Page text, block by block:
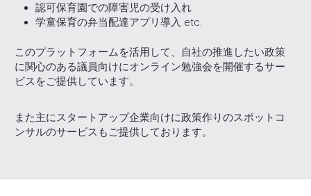
認可保育園での障害児の受け入れ
学童保育の弁当配達アプリ導入 etc.
このプラットフォームを活用して、自社の推進したい政策
に関心のある議員向けにオンライン勉強会を開催するサー
ビスをご提供しています。
また主にスタートアップ企業向けに政策作りのスポットコ
ンサルのサービスもご提供しております。